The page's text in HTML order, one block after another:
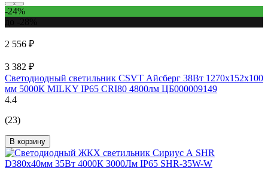
-24%
2 556 ₽
3 382 ₽
Светодиодный светильник CSVT Айсберг 38Вт 1270х152х100
мм 5000К MILKY IP65 CRI80 4800лм ЦБ000009149
4.4
(23)
В корзину